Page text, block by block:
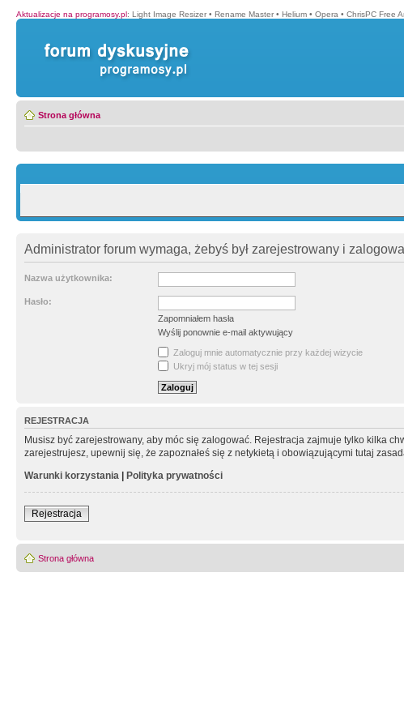
Aktualizacje na programosy.pl: Light Image Resizer • Rename Master • Helium • Opera • ChrisPC Free
Strona główna
Administrator forum wymaga, żebyś był zarejestrowany i
Nazwa użytkownika:
Hasło:
Zapomniałem hasła
Wyślij ponownie e-mail aktywujący
Zaloguj mnie automatycznie przy każdej wizycie
Ukryj mój status w tej sesji
REJESTRACJA
Musisz być zarejestrowany, aby móc się zalogować. Rejestracja zajmuje tylko kilka
zarejestrujesz, upewnij się, że zapoznałeś się z netykietą i obowiązującymi tutaj
Warunki korzystania | Polityka prywatności
Rejestracja
Strona główna